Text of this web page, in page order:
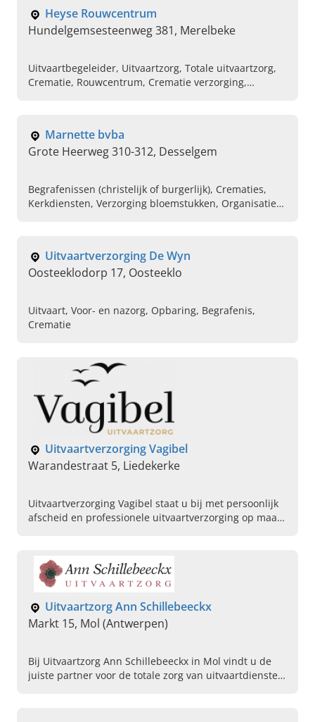
Heyse Rouwcentrum
Hundelgemsesteenweg 381, Merelbeke
Uitvaartbegeleider, Uitvaartzorg, Totale uitvaartzorg,
Crematie, Rouwcentrum, Crematie verzorging,
Marnette bvba
Grote Heerweg 310-312, Desselgem
Begrafenissen (christelijk of burgerlijk), Crematies,
Kerkdiensten, Verzorging bloemstukken, Organisatie
Uitvaartverzorging De Wyn
Oosteeklodorp 17, Oosteeklo
Uitvaart, Voor- en nazorg, Opbaring, Begrafenis,
Crematie
Uitvaartverzorging Vagibel
Warandestraat 5, Liedekerke
Uitvaartverzorging Vagibel staat u bij met persoonlijk
afscheid en professionele uitvaartverzorging op maat.
Uitvaartzorg Ann Schillebeeckx
Markt 15, Mol (Antwerpen)
Bij Uitvaartzorg Ann Schillebeeckx in Mol vindt u de
juiste partner voor de totale zorg van uitvaartdiensten